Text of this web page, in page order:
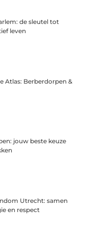
de sleutel tot
leven
Atlas: Berberdorpen &
jouw beste keuze
Utrecht: samen
en respect